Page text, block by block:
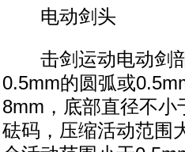
电动剑头
击剑运动电动剑部
0.5mm的圆弧或
8mm，底部直径不小
砝码，压缩活动范围